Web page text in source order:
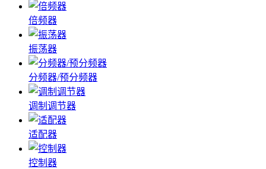
倍频器
振荡器
分频器/预分频器
调制调节器
适配器
控制器